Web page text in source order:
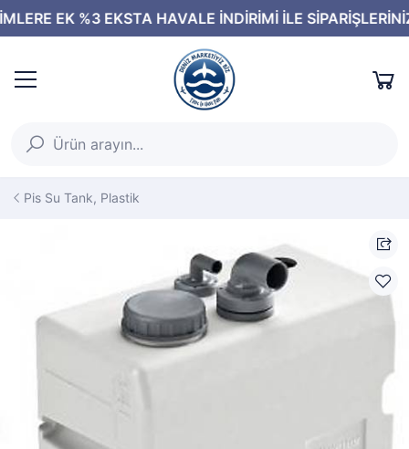
Pis Su Tank, Plastik